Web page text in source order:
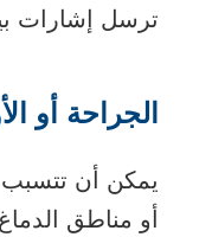
ترسل إشارات
الجراحة أو
يمكن أن
أو مناطق